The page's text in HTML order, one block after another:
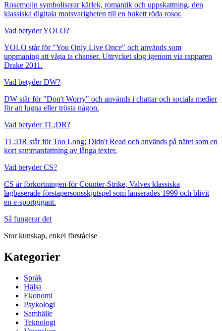
Rosemojin symboliserar kärlek, romantik och uppskattning, den
klassiska digitala motsvarigheten till en bukett röda rosor.
Vad betyder YOLO?
YOLO står för "You Only Live Once" och används som
uppmaning att våga ta chanser. Uttrycket slog igenom via rapparen
Drake 2011.
Vad betyder DW?
DW står för "Don't Worry" och används i chattar och sociala medier
för att lugna eller trösta någon.
Vad betyder TL;DR?
TL;DR står för Too Long; Didn't Read och används på nätet som en
kort sammanfattning av långa texter.
Vad betyder CS?
CS är förkortningen för Counter-Strike, Valves klassiska
lagbaserade förstapersonsskjutspel som lanserades 1999 och blivit
en e-sportgigant.
Så fungerar det
Stor kunskap, enkel förståelse
Kategorier
Språk
Hälsa
Ekonomi
Psykologi
Samhälle
Teknologi